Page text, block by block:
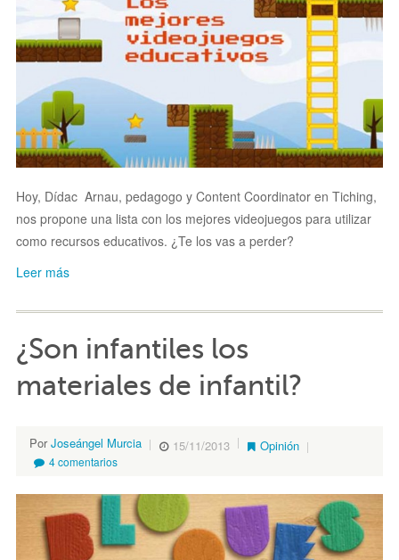
Hoy, Dídac Arnau, pedagogo y Content Coordinator en Tiching,
nos propone una lista con los mejores videojuegos para utilizar
como recursos educativos. ¿Te los vas a perder?
Leer más
¿Son infantiles los
materiales de infantil?
PorJoseángel Murcia 15/11/2013 Opinión
4 comentarios